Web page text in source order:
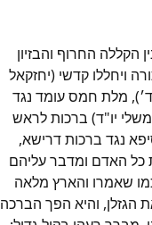
הקללה החרוף והבזיון
ויחללו קדשי (יחזקאל
מלת חמס עומד נגד
יו"ד) ברכות לראש
נגד ברכות דרישא,
האדם ומדבר עליהם
שאמרו והארץ מלאה
הגזלן, והיא הפך הברכה